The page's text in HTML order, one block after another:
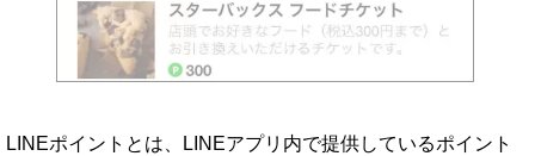
LINEポイントとは、LINEアプリ内で提供しているポイント